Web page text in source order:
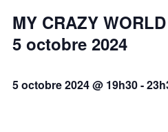
MY CRAZY
5 octobre 2024
5 octobre 2024 @ 19h30-